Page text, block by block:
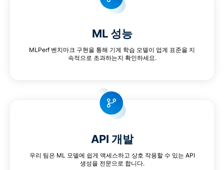
ML 성능
MLPerf 벤치마크 구현을 통해 기계 학습 모델이 업계 표준을 지
속적으로 초과하는지 확인하세요.
API 개발
우리 팀은 ML 모델에 쉽게 액세스하고 상호 작용할 수 있는 API
생성을 전문으로 합니다.